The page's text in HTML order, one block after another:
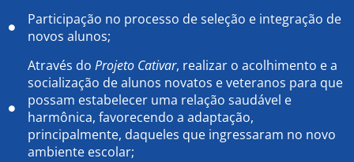
Participação no processo de seleção e integração de
novos alunos;
Através do Projeto Cativar, realizar o acolhimento e a
socialização de alunos novatos e veteranos para que
possam estabelecer uma relação saudável e
harmônica, favorecendo a adaptação,
principalmente, daqueles que ingressaram no novo
ambiente escolar;